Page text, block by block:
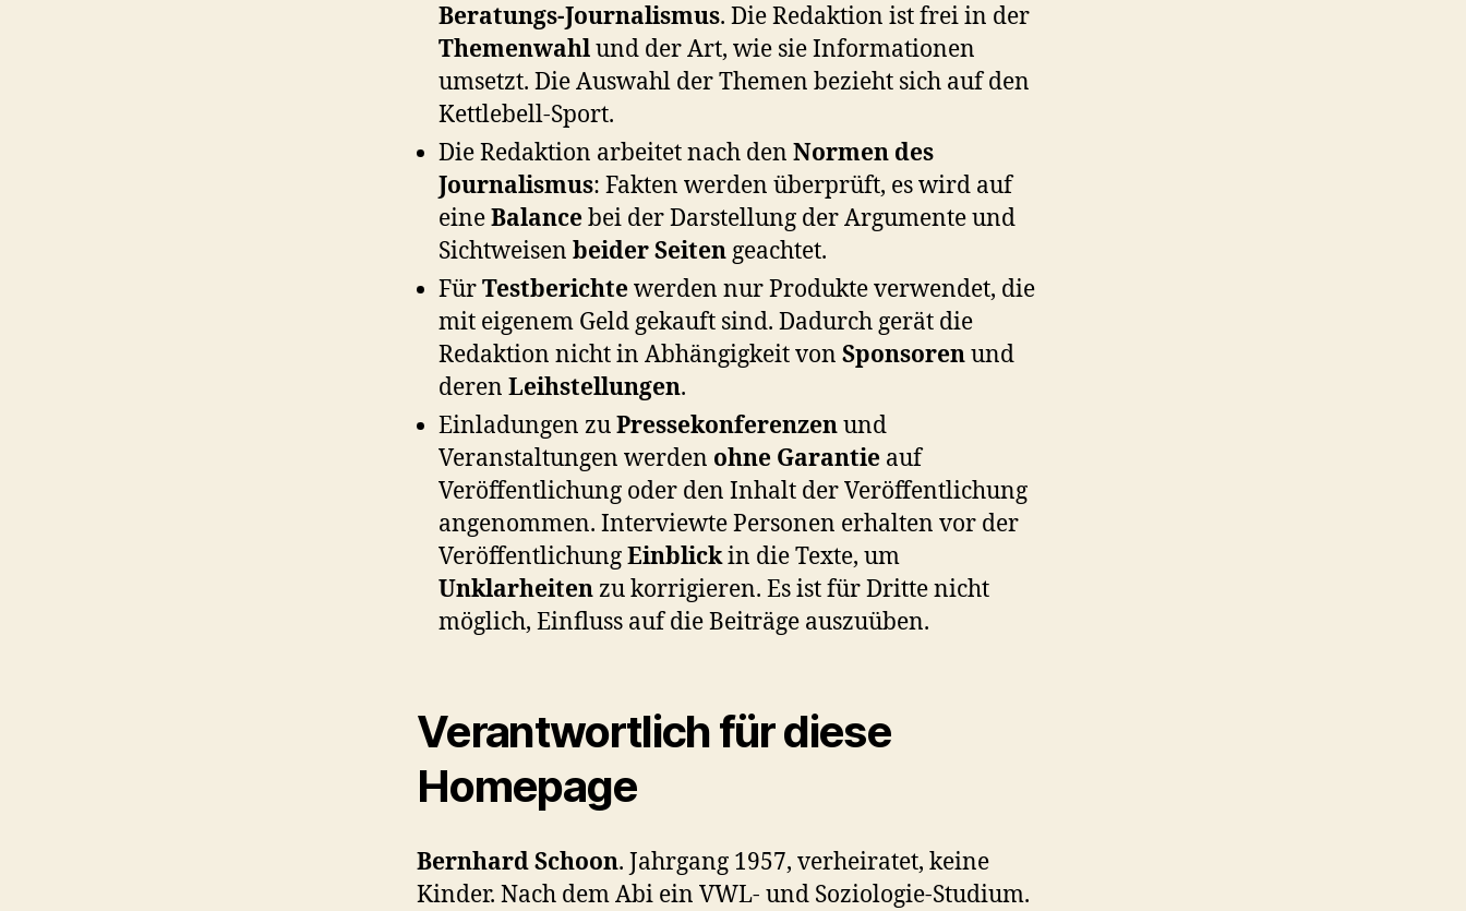
Beratungs-Journalismus. Die Redaktion ist frei in der
Themenwahlund der Art, wie sie Informationen
umsetzt. Die Auswahl der Themen bezieht sich auf den
Kettlebell-Sport.
Die Redaktion arbeitet nach den Normen des
Journalismus: Fakten werden überprüft, es wird auf
eineBalancebei der Darstellung der Argumente und
Sichtweisen beider Seiten geachtet.
FürTestberichtewerden nur Produkte verwendet, die
mit eigenem Geld gekauft sind. Dadurch gerät die
Redaktion nicht in Abhängigkeit von Sponsorenund
deren Leihstellungen.
Einladungen zuPressekonferenzenund
Veranstaltungen werden ohne Garantie auf
Veröffentlichung oder den Inhalt der Veröffentlichung
angenommen. Interviewte Personen erhalten vor der
VeröffentlichungEinblickin die Texte, um
Unklarheitenzu korrigieren. Es ist für Dritte nicht
möglich, Einfluss auf die Beiträge auszuüben.
Verantwortlich für diese
Homepage
Bernhard Schoon. Jahrgang 1957, verheiratet, keine
Kinder. Nach dem Abi ein VWL- und Soziologie-Studium.